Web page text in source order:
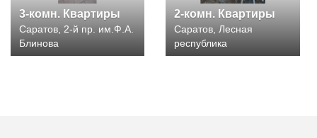
3-комн. Квартиры
Саратов, 2-й пр. им.Ф.А.
Блинова
2-комн. Квартиры
Саратов, Лесная
республика